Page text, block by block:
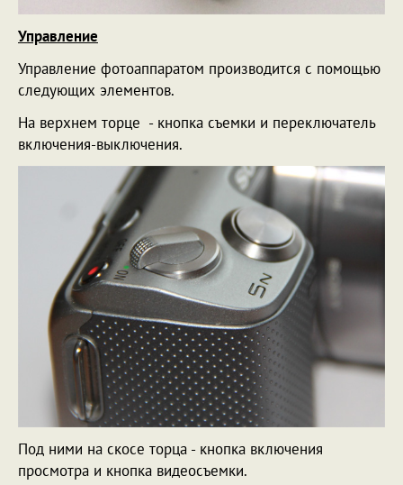
Управление
Управление фотоаппаратом производится с помощью
следующих элементов.
На верхнем торце - кнопка съемки и переключатель
включения-выключения.
Под ними на скосе торца - кнопка включения
просмотра и кнопка видеосъемки.